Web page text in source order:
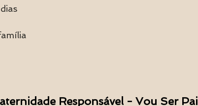
Responsável - Vou Ser Pai